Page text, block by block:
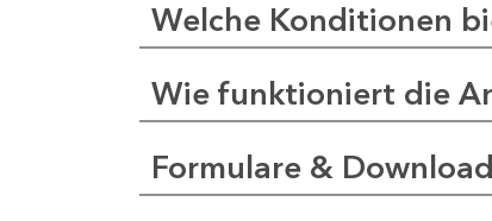
Welche Konditionen
Wie funktioniert die
Formulare &